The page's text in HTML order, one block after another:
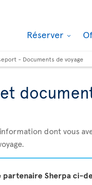
Réserver
- Documents de voyage
dont vous
Sherpa ci-